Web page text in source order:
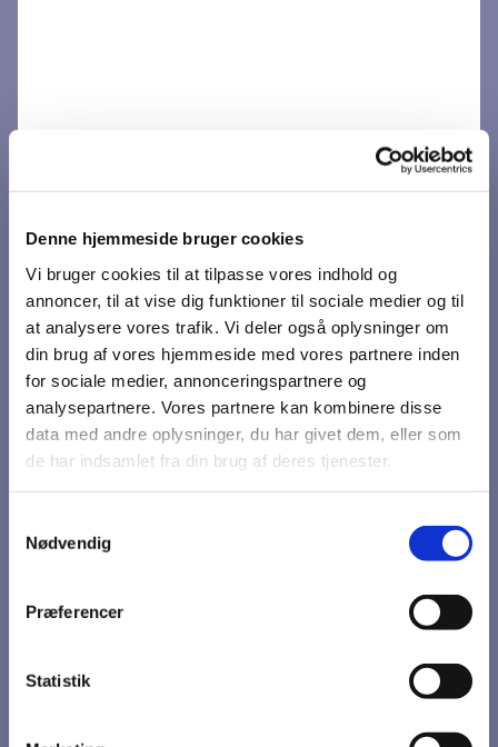
Denne hjemmeside bruger cookies
Vi bruger cookies til at tilpasse vores indhold og
annoncer, til at vise dig funktioner til sociale medier og til
at analysere vores trafik. Vi deler også oplysninger om
din brug af vores hjemmeside med vores partnere inden
for sociale medier, annonceringspartnere og
analysepartnere. Vores partnere kan kombinere disse
data med andre oplysninger, du har givet dem, eller som
de har indsamlet fra din brug af deres tjenester.
Nødvendig
Præferencer
Statistik
Du vil måske også kunne
lide...